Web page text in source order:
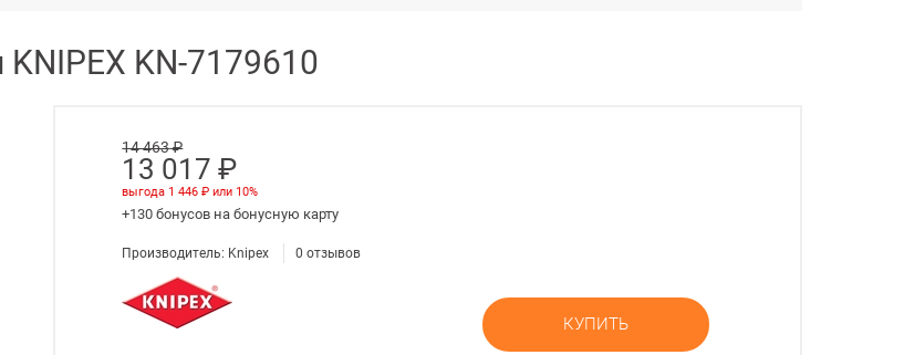
KN-7179610
14 463 ₽
13 017 ₽
выгода 1 446 ₽ или 10%
+130 бонусов на бонусную карту
Производитель: Knipex 0отзывов
КУПИТЬ